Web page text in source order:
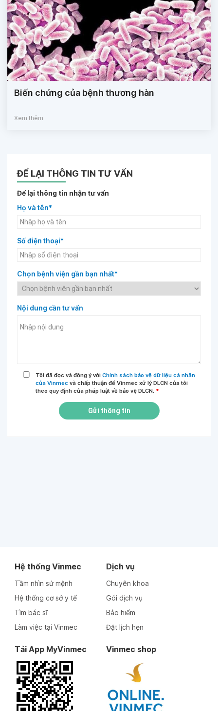
Biến chứng của bệnh thương hàn
Xem thêm
ĐỂ LẠI THÔNG TIN TƯ VẤN
Để lại thông tin nhận tư vấn
Họ và tên*
Số điện thoại*
Chọn bệnh viện gần bạn nhất*
Nội dung cần tư vấn
Tôi đã đọc và đồng ý với Chính sách bảo vệ dữ liệu cá nhân
của Vinmec và chấp thuận để Vinmec xử lý DLCN của tôi
theo quy định của pháp luật về bảo vệ DLCN. *
Gửi thông tin
Hệ thống Vinmec
Tầm nhìn sứ mệnh
Hệ thống cơ sở y tế
Tìm bác sĩ
Làm việc tại Vinmec
Dịch vụ
Chuyên khoa
Gói dịch vụ
Bảo hiểm
Đặt lịch hẹn
Tải App MyVinmec Vinmec shop